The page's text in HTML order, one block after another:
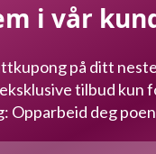
i vår
på ditt
tilbud kun
Opparbeid deg